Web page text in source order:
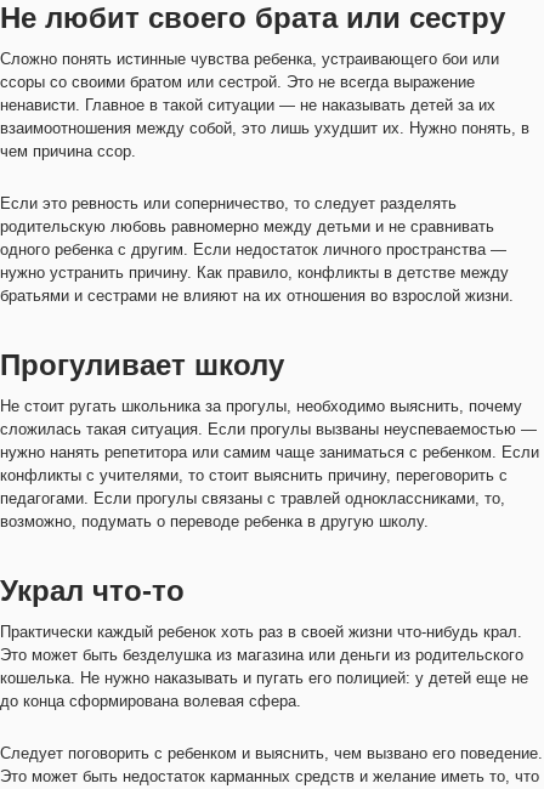
Не любит своего брата или сестру
Сложно понять истинные чувства ребенка, устраивающего бои или
ссоры со своими братом или сестрой. Это не всегда выражение
ненависти. Главное в такой ситуации — не наказывать детей за их
взаимоотношения между собой, это лишь ухудшит их. Нужно понять, в
чем причина ссор.
Если это ревность или соперничество, то следует разделять
родительскую любовь равномерно между детьми и не сравнивать
одного ребенка с другим. Если недостаток личного пространства —
нужно устранить причину. Как правило, конфликты в детстве между
братьями и сестрами не влияют на их отношения во взрослой жизни.
Прогуливает школу
Не стоит ругать школьника за прогулы, необходимо выяснить, почему
сложилась такая ситуация. Если прогулы вызваны неуспеваемостью —
нужно нанять репетитора или самим чаще заниматься с ребенком. Если
конфликты с учителями, то стоит выяснить причину, переговорить с
педагогами. Если прогулы связаны с травлей одноклассниками, то,
возможно, подумать о переводе ребенка в другую школу.
Украл что-то
Практически каждый ребенок хоть раз в своей жизни что-нибудь крал.
Это может быть безделушка из магазина или деньги из родительского
кошелька. Не нужно наказывать и пугать его полицией: у детей еще не
до конца сформирована волевая сфера.
Следует поговорить с ребенком и выяснить, чем вызвано его поведение.
Это может быть недостаток карманных средств и желание иметь то, что